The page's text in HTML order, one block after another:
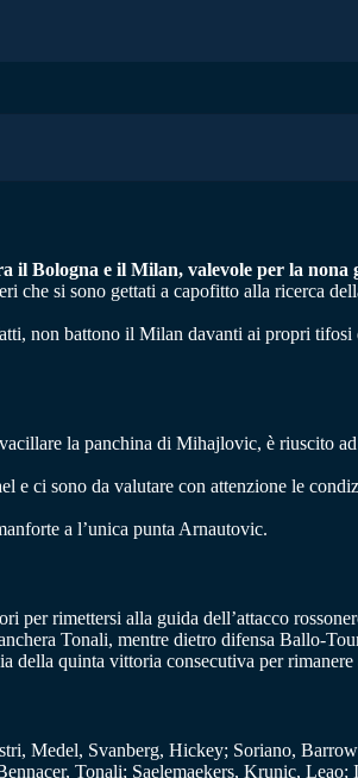
il Bologna e il Milan, valevole per la
che si sono gettati a capofitto alla ricerca
non battono il Milan davanti ai propri
la panchina di Mihajlovic, è riuscito
ci sono da valutare con attenzione le
a l’unica punta Arnautovic.
per rimettersi alla guida dell’attacco
Tonali, mentre dietro difensa Ballo-
della quinta vittoria consecutiva per
Medel, Svanberg, Hickey; Soriano,
Tonali; Saelemaekers, Krunic, Leao;